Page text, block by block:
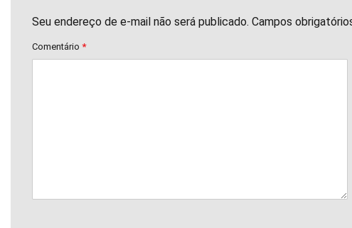
Seu endereço de e-mail não será publicado. Campos
Comentário *